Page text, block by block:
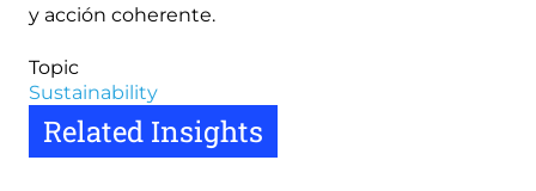
y acción coherente.
Topic
Sustainability
Related Insights